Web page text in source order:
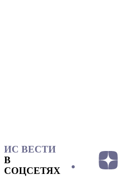
ИС ВЕСТИ
В
СОЦСЕТЯХ